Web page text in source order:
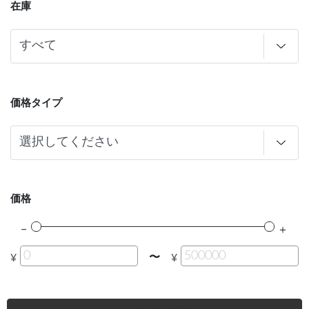
在庫
価格タイプ
価格
¥ 〜 ¥